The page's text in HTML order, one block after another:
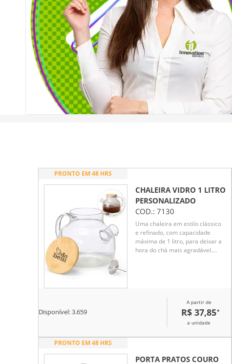
PRONTO EM 48 HRS
CHALEIRA VIDRO 1 LITRO
PERSONALIZADO
COD.: 7130
Uma chaleira em estilo clássico
e refinado, com capacidade
máxima de 1 litro, para deixar a
hora do chá mais agradável.
temperatura sem danificar, é
fácil de limpar e não absorve
odores, sabores ou manchas,
e aroma de cada infusão. Ela
vedação em silicone para
Disponível:3.659
A partir de
R$ 37,85*
a unidade
PRONTO EM 48 HRS
PORTA PRATOS COURO